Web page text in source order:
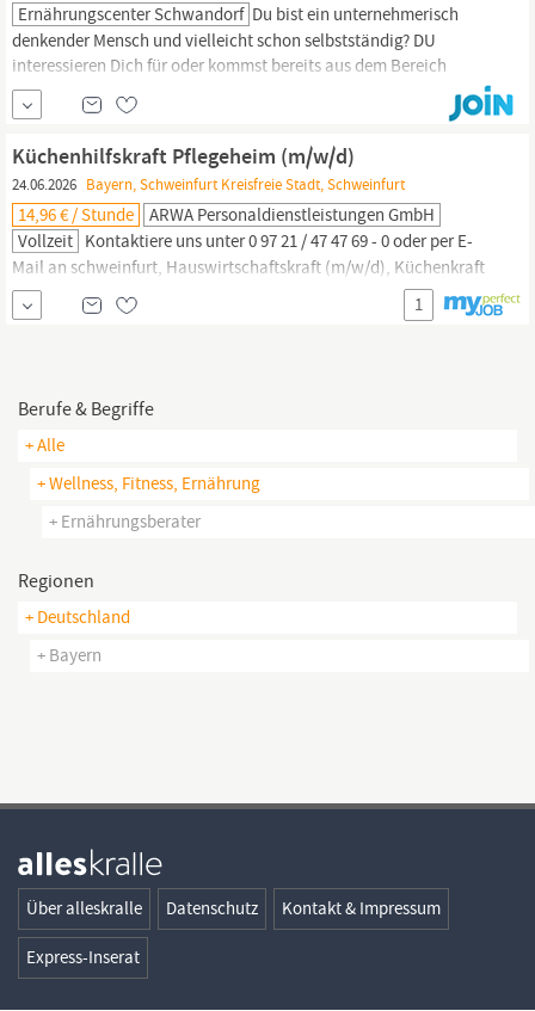
Ernährungscenter Schwandorf Du bist ein unternehmerisch
denkender Mensch und vielleicht schon selbstständig? DU
interessieren Dich für oder kommst bereits aus dem Bereich
Ernährung oder Sport/Wellness und möchtest in diesem Bereich
Deine Zukunft aufbauen? Deine Vorteile: - Fertiges Konzept -
Branchenfremder Einstieg möglich - Flexible Arbeitszeiten -
Neben- oder Haupteinkommen - Bestehende...
Küchenhilfskraft Pflegeheim (m/w/d)
24.06.2026 Bayern, Schweinfurt Kreisfreie Stadt, Schweinfurt
14,96 € / Stunde
ARWA Personaldienstleistungen GmbH
Vollzeit Kontaktiere uns unter 0 97 21 / 47 47 69 - 0 oder per E-
Mail an schweinfurt, Hauswirtschaftskraft (m/w/d), Küchenkraft
(m/w/d), Koch (m/w/d) (m/w/d), Verpflegungsfachkraft (m/w/d),
Servicekraft Küche (m/w/d) oder
Ernährungsberater/in(m/w/d)
1
Berufe & Begriffe
+ Alle
+ Wellness, Fitness, Ernährung
+ Ernährungsberater
Regionen
+ Deutschland
+ Bayern
Über alleskralle Datenschutz Kontakt & Impressum
Express-Inserat